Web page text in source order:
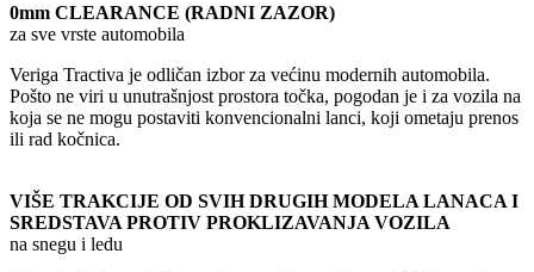
0mm CLEARANCE (RADNI ZAZOR)
za sve vrste automobila
Veriga Tractiva je odličan izbor za većinu modernih automobila.
Pošto ne viri u unutrašnjost prostora točka, pogodan je i za vozila na
koja se ne mogu postaviti konvencionalni lanci, koji ometaju prenos
ili rad kočnica.
VIŠE TRAKCIJE OD SVIH DRUGIH MODELA LANACA I
SREDSTAVA PROTIV PROKLIZAVANJA VOZILA
na snegu i ledu